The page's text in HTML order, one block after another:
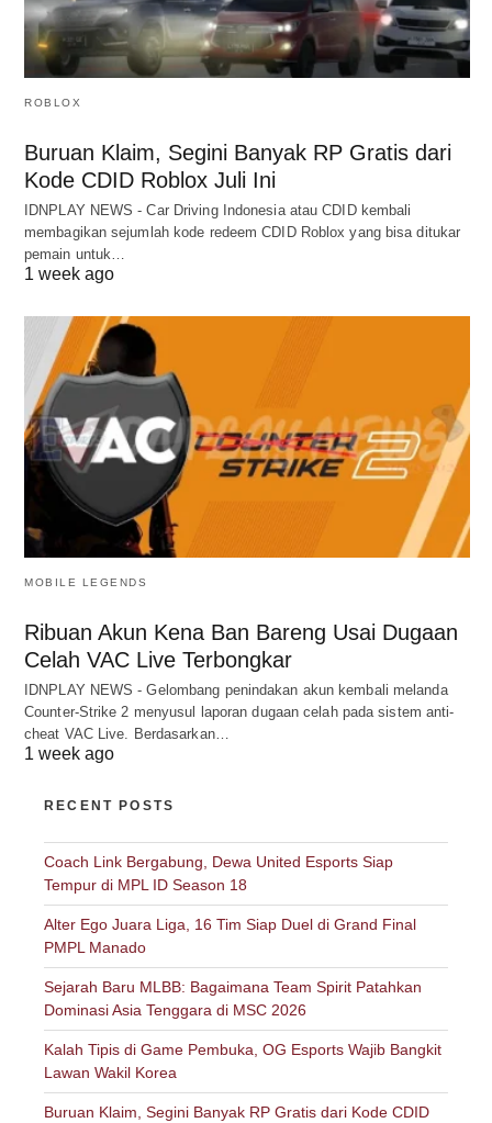
ROBLOX
Buruan Klaim, Segini Banyak RP Gratis dari
Kode CDID Roblox Juli Ini
IDNPLAY NEWS - Car Driving Indonesia atau CDID kembali
membagikan sejumlah kode redeem CDID Roblox yang bisa ditukar
pemain untuk…
1 week ago
MOBILE LEGENDS
Ribuan Akun Kena Ban Bareng Usai Dugaan
Celah VAC Live Terbongkar
IDNPLAY NEWS - Gelombang penindakan akun kembali melanda
Counter-Strike 2 menyusul laporan dugaan celah pada sistem anti-
cheat VAC Live. Berdasarkan…
1 week ago
RECENT POSTS
Coach Link Bergabung, Dewa United Esports Siap
Tempur di MPL ID Season 18
Alter Ego Juara Liga, 16 Tim Siap Duel di Grand Final
PMPL Manado
Sejarah Baru MLBB: Bagaimana Team Spirit Patahkan
Dominasi Asia Tenggara di MSC 2026
Kalah Tipis di Game Pembuka, OG Esports Wajib Bangkit
Lawan Wakil Korea
Buruan Klaim, Segini Banyak RP Gratis dari Kode CDID